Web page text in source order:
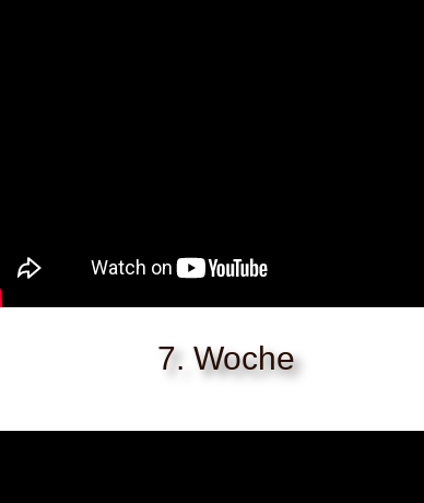
7. Woche